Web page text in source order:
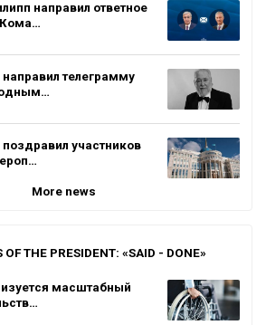
направил ответное
направил телеграмму
поздравил участников
More news
OF THE PRESIDENT: «SAID - DONE»
масштабный